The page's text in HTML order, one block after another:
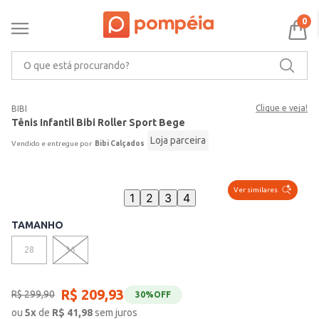
0
BIBI Clique e veja!
Tênis Infantil Bibi Roller Sport Bege
Bibi Calçados Loja parceira
Ver similares
1 2 3 4
TAMANHO
28 36
R$299,90 R$ 209,93 30%OFF
ou 5xde R$ 41,98sem juros